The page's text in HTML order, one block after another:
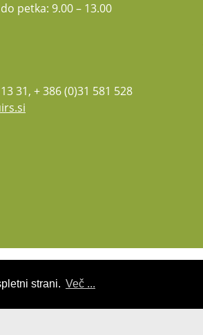
strani. Več ...
petka: 9.00 – 13.00
31, + 386 (0)31 581 528